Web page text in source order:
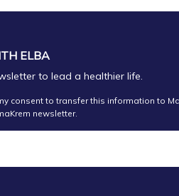
ELBA
to lead a healthier life.
consent to transfer this information to
newsletter.